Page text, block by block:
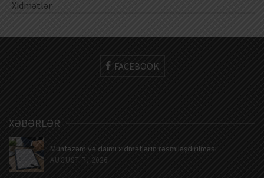
Xidmətlər
FACEBOOK
XƏBƏRLƏR
Müntəzəm və daimi xidmətlərin rəsmiləşdirilməsi
AUGUST 7, 2026